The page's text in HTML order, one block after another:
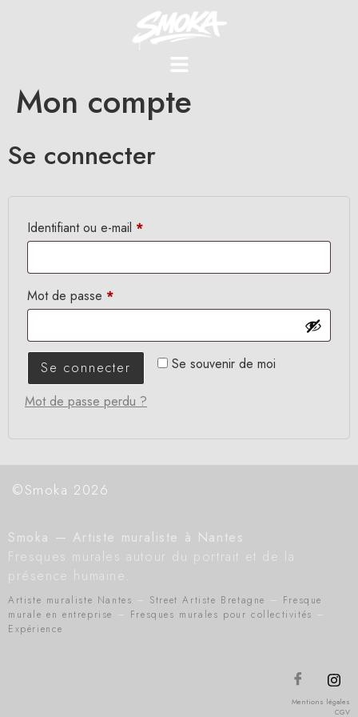
Mon compte
Se connecter
Identifiant ou e-mail *
Mot de passe *
Se souvenir de moi
Se connecter
Mot de passe perdu ?
©Smoka 2026
Smoka — Artiste muraliste à Nantes
Fresques murales autour du portrait et de la
présence humaine.
Artiste muraliste Nantes Street Artiste Bretagne
Fresque
murale en entreprise
Fresques murales pour collectivités
Expérience
Mentions légales
CGV